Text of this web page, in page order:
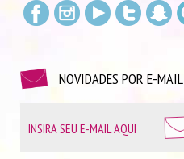
NOVIDADES POR E-MAIL